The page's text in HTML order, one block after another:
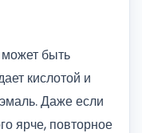
быть
кислотой и
Даже если
ярче, повторное